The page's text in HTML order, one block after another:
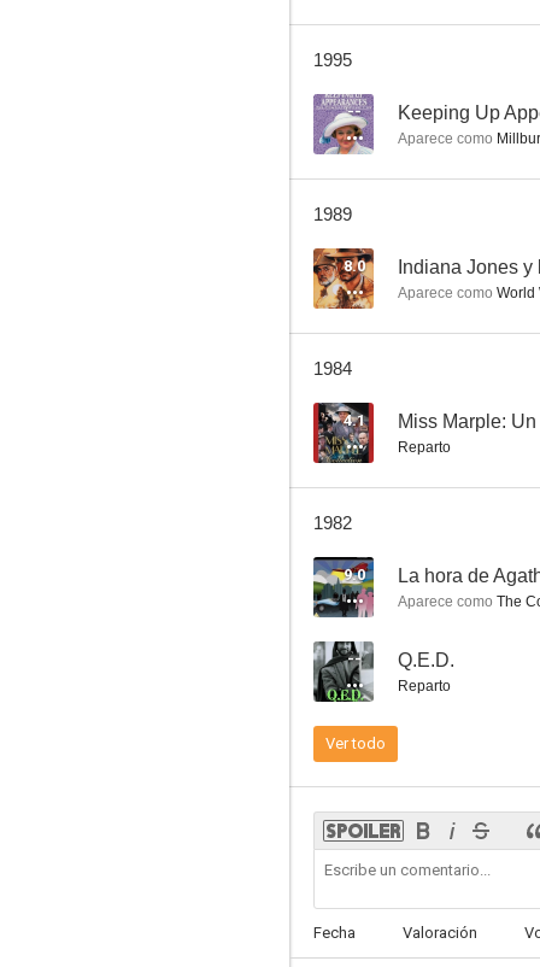
6.8
--
1995
-- Keeping Up
Aparece como
1989
8.0 Indiana Jones
Aparece como World
1984
4.1 Miss Marple:
Reparto
1982
9.0 La hora de
Aparece como The
-- Q.E.D.
Reparto
Ver todo
Fecha Valoración